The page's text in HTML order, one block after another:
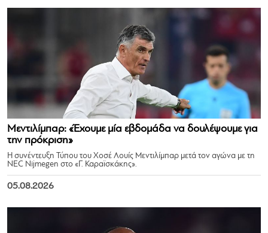
Μεντιλίμπαρ: «Έχουμε μία εβδομάδα να δουλέψουμε για
την πρόκριση»
Η συνέντευξη Τύπου του Χοσέ Λουίς Μεντιλίμπαρ μετά τον αγώνα με τη
NEC Nijmegen στο «Γ. Καραϊσκάκης».
05.08.2026